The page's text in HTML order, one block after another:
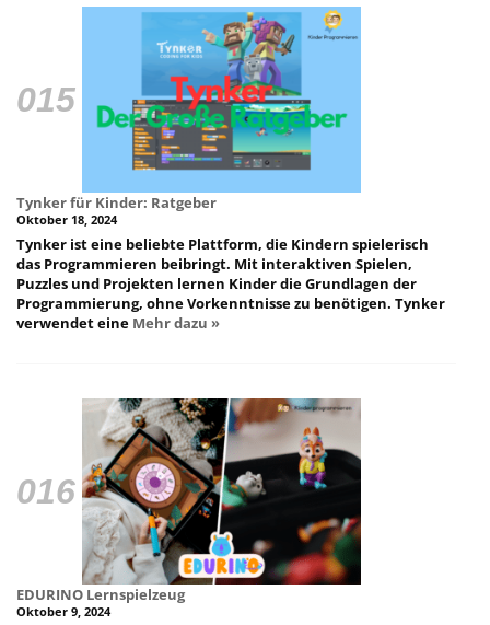
Tynker für Kinder: Ratgeber
Oktober 18, 2024
Tynker ist eine beliebte Plattform, die Kindern spielerisch
das Programmieren beibringt. Mit interaktiven Spielen,
Puzzles und Projekten lernen Kinder die Grundlagen der
Programmierung, ohne Vorkenntnisse zu benötigen. Tynker
verwendet eine Mehr dazu »
EDURINO Lernspielzeug
Oktober 9, 2024